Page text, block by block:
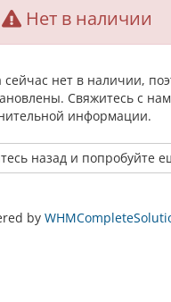
Нет в наличии
сейчас нет в наличии,
Свяжитесь с
информации.
назад и попробуйте
by